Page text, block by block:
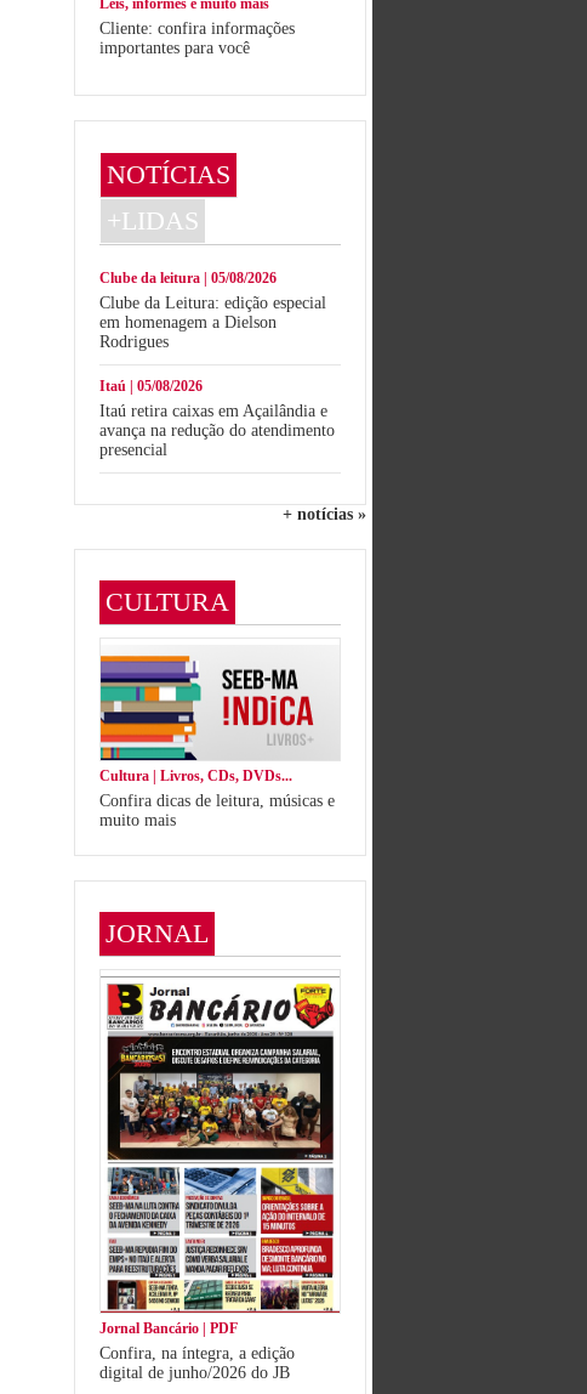
Leis, informes e muito mais
Cliente: confira informações
importantes para você
NOTÍCIAS
+LIDAS
Clube da leitura | 05/08/2026
Clube da Leitura: edição especial
em homenagem a Dielson
Rodrigues
Itaú | 05/08/2026
Itaú retira caixas em Açailândia e
avança na redução do atendimento
presencial
+ notícias »
CULTURA
Cultura | Livros, CDs, DVDs...
Confira dicas de leitura, músicas e
muito mais
JORNAL
Jornal Bancário | PDF
Confira, na íntegra, a edição
digital de junho/2026 do JB